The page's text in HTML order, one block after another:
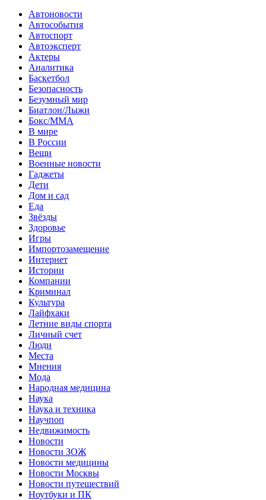
Автоновости
Автособытия
Автоспорт
Автоэксперт
Актеры
Аналитика
Баскетбол
Безопасность
Безумный мир
Биатлон/Лыжи
Бокс/MMA
В мире
В России
Вещи
Военные новости
Гаджеты
Дети
Дом и сад
Еда
Звёзды
Здоровье
Игры
Импортозамещение
Интернет
Истории
Компании
Криминал
Культура
Лайфхаки
Летние виды спорта
Личный счет
Люди
Места
Мнения
Мода
Народная медицина
Наука
Наука и техника
Научпоп
Недвижимость
Новости
Новости ЗОЖ
Новости медицины
Новости Москвы
Новости путешествий
Ноутбуки и ПК